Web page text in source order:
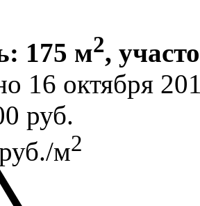
175 м2,
16 октября
руб.
м2